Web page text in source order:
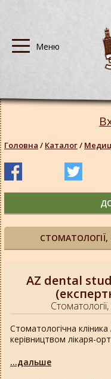
AZ dental
Стоматологічна
керівництвом лікаря-
...дальше
Головна / Каталог/